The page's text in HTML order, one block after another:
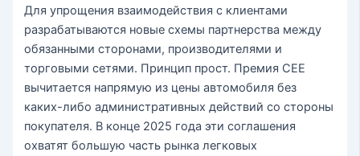
Для упрощения взаимодействия с клиентами
разрабатываются новые схемы партнерства между
обязанными сторонами, производителями и
торговыми сетями. Принцип прост. Премия CEE
вычитается напрямую из цены автомобиля без
каких-либо административных действий со стороны
покупателя. В конце 2025 года эти соглашения
охватят большую часть рынка легковых